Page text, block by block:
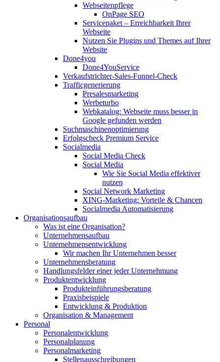
Webseitenpflege
OnPage SEO
Servicepaket – Erreichbarkeit Ihrer
Webseite
Nutzen Sie Plugins und Themes auf Ihrer
Website
Done4you
Done4YouService
Verkaufstrichter-Sales-Funnel-Check
Trafficgenerierung
Presalesmarketing
Werbeturbo
Webkatalog: Webseite muss besser in
Google gefunden werden
Suchmaschinenoptimierung
Erfolgscheck Premium Service
Socialmedia
Social Media Check
Social Media
Wie Sie Social Media effektiver
nutzen
Social Network Marketing
XING-Marketing: Vorteile & Chancen
Socialmedia Automatisierung
Organisationsaufbau
Was ist eine Organisation?
Unternehmensaufbau
Unternehmensentwicklung
Wir machen Ihr Unternehmen besser
Unternehmensberatung
Handlungsfelder einer jeder Unternehmung
Produktentwicklung
Produkteinführungsberatung
Praxisbeispiele
Entwicklung & Produktion
Organisation & Management
Personal
Personalentwicklung
Personalplanung
Personalmarketing
Stellenausschreibungen